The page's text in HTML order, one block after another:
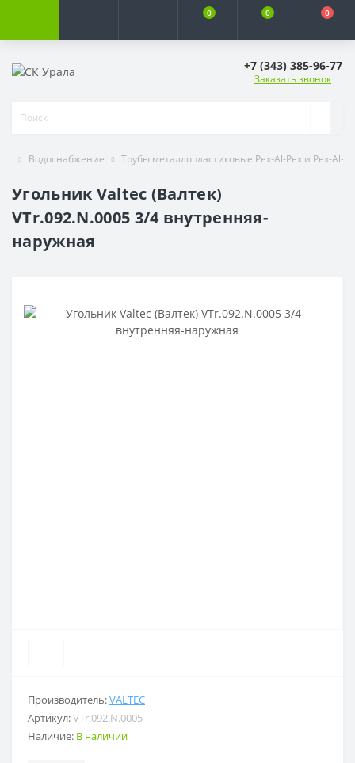
0 0 0
+7 (343) 385-96-77
Заказать звонок
Водоснабжение Трубы металлопластиковые Pex-Al-Pex и Pex-Al-
Угольник Valtec (Валтек)
VTr.092.N.0005 3/4 внутренняя-
наружная
Производитель:VALTEC
Артикул:VTr.092.N.0005
Наличие: В наличии